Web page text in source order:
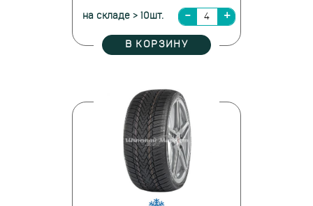
на складе > 10шт.
В КОРЗИНУ